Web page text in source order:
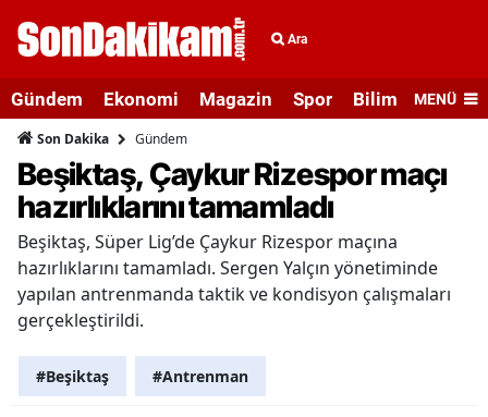
Ara
Gündem Ekonomi Magazin Spor Bilim veMENÜ
Son Dakika Gündem
Beşiktaş, Çaykur Rizespor maçı
hazırlıklarını tamamladı
Beşiktaş, Süper Lig’de Çaykur Rizespor maçına
hazırlıklarını tamamladı. Sergen Yalçın yönetiminde
yapılan antrenmanda taktik ve kondisyon çalışmaları
gerçekleştirildi.
#Beşiktaş #Antrenman